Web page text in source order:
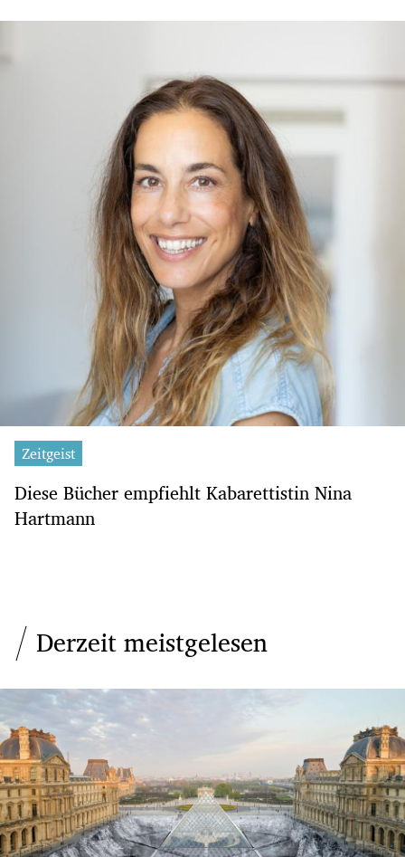
Zeitgeist
Diese Bücher empfiehlt Kabarettistin Nina
Hartmann
Derzeit meistgelesen